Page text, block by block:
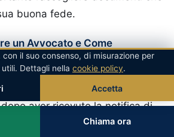
buona fede.
un Avvocato e Come
Udienza:
un avvocato
aver ricevuto la notifica di
o di un avviso di conclusione
Chiama ora
il suo consenso, di misurazione per
Dettagli nella cookie policy.
Accetta